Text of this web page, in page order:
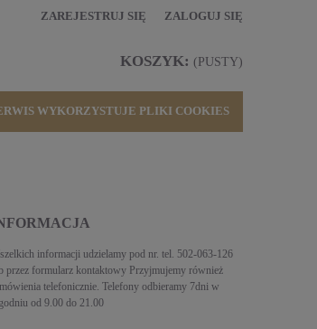
ZAREJESTRUJ SIĘ ZALOGUJ SIĘ
KOSZYK: (PUSTY)
WYKORZYSTUJE PLIKI COOKIES
zamówienia
pod nr.
informacji udzielamy pod nr. tel. 502-063-126
przez formularz kontaktowy Przyjmujemy również
telefonicznie. Telefony odbieramy 7dni w
od 9.00 do 21.00